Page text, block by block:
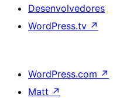
Desenvolvedores
WordPress.tv ↗
WordPress.com ↗
Matt ↗